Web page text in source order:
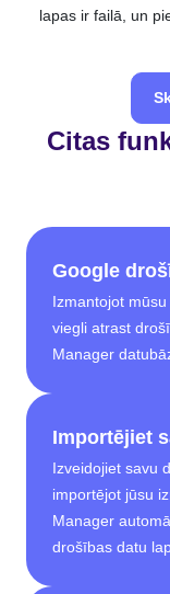
lapas ir failā, un
Citas
Google
Izmantojot
viegli atrast
Manager
Importējiet
Izveidojiet savu
importējot jūsu
Manager
drošības datu